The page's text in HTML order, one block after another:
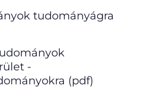
tudományágra
-
(pdf)